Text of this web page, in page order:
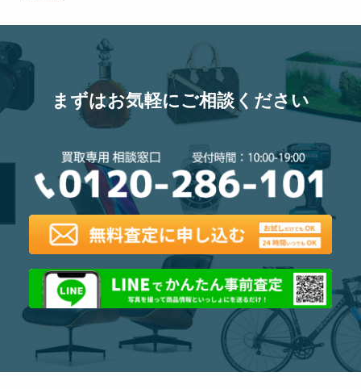
まずはお気軽にご相談ください